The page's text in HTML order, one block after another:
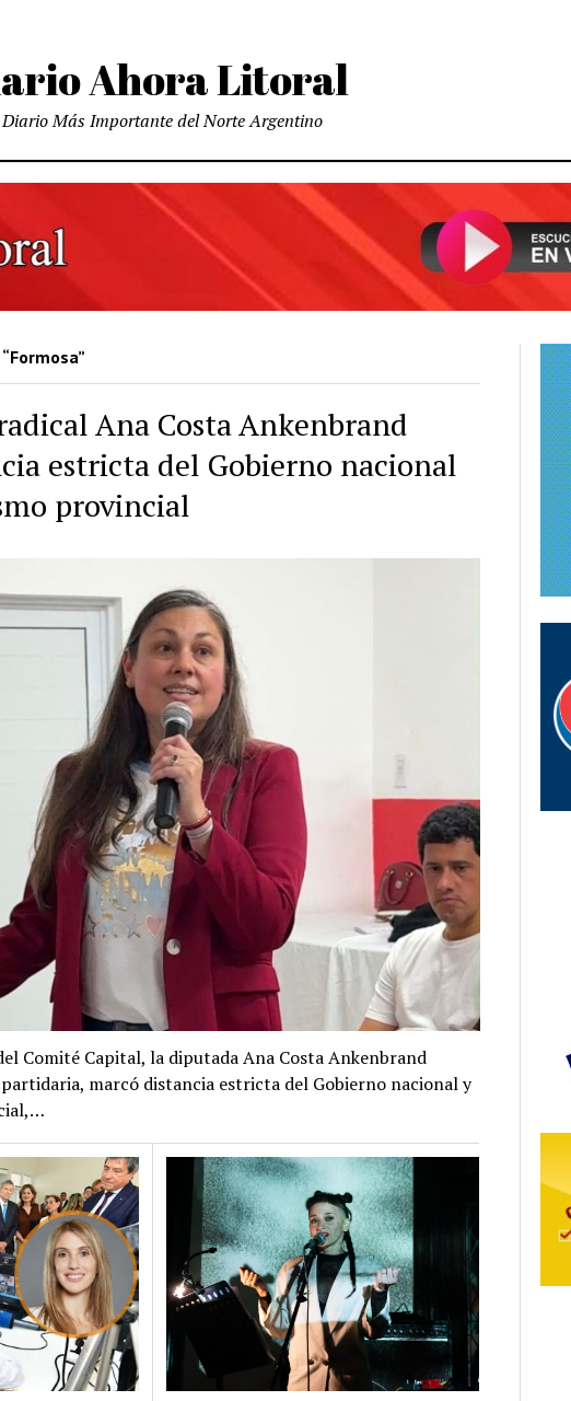
Ahora Litoral
Más Importante del Norte Argentino
Ana Costa Ankenbrand
estricta del Gobierno nacional
provincial
Comité Capital, la diputada Ana Costa Ankenbrand
marcó distancia estricta del Gobierno nacional y